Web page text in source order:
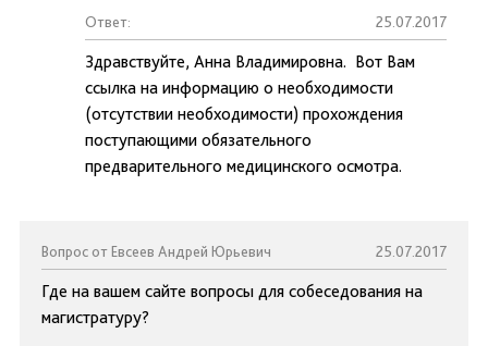
Ответ: 25.07.2017
Здравствуйте, Анна Владимировна. Вот Вам
ссылка на информацию о необходимости
(отсутствии необходимости) прохождения
поступающими обязательного
предварительного медицинского осмотра.
Вопрос от Евсеев Андрей Юрьевич 25.07.2017
Где на вашем сайте вопросы для собеседования на
магистратуру?